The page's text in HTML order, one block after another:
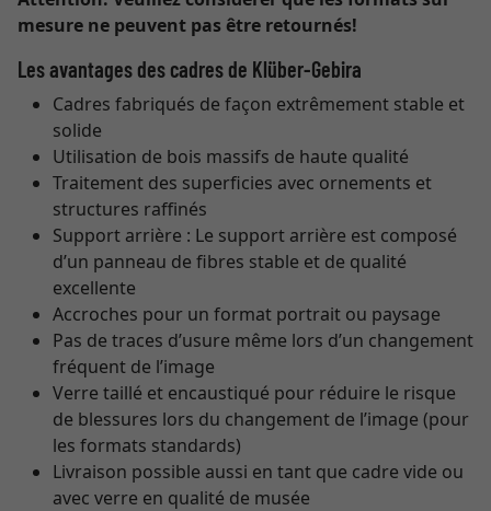
mesure ne peuvent pas être retournés!
Les avantages des cadres de Klüber-Gebira
Cadres fabriqués de façon extrêmement stable et
solide
Utilisation de bois massifs de haute qualité
Traitement des superficies avec ornements et
structures raffinés
Support arrière : Le support arrière est composé
d’un panneau de fibres stable et de qualité
excellente
Accroches pour un format portrait ou paysage
Pas de traces d’usure même lors d’un changement
fréquent de l’image
Verre taillé et encaustiqué pour réduire le risque
de blessures lors du changement de l’image (pour
les formats standards)
Livraison possible aussi en tant que cadre vide ou
avec verre en qualité de musée